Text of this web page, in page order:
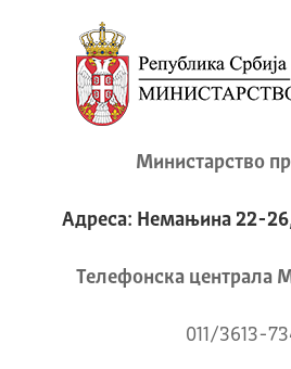
Министарство
Адреса: Немањина 22-26,
Телeфонска централа
011/3613-